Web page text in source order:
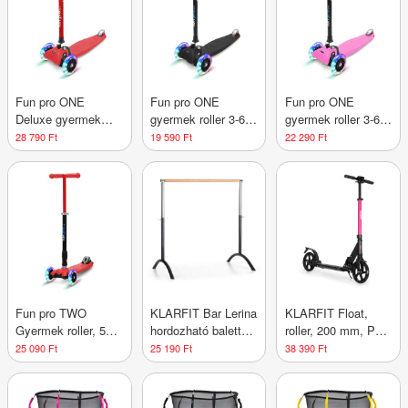
Fun pro ONE
Deluxe gyermek
roller 3-6 éves korig
LED kerekek
összecsukható 50
magasságú
28 790 Ft
Fun pro ONE
gyermek roller 3-6
éves korig LED
kerekek
kg-ig állítható
19 590 Ft
Fun pro ONE
gyermek roller 3-6
éves korig LED
kerekek
összecsukható 50
kg-ig állítható
22 290 Ft
Fun pro TWO
Gyermek roller, 5
évtől, LED kerekek,
80 kg,
állítható magasságú
25 090 Ft
KLARFIT Bar Lerina
hordozható balett
rúd, 110x113 cm,
állítható magasság,
25 190 Ft
KLARFIT Float,
roller, 200 mm, PU
kerekek, ABAC 7,
AS-soft grips
bíborvörös
38 390 Ft